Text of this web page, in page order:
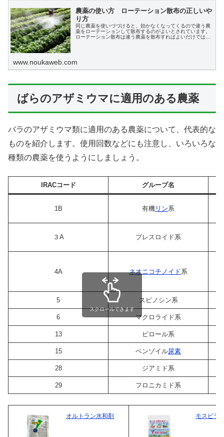
農薬の使い方 ローテーション散布の正しいや
り方
同じ農薬を使いづづけると、効かなくなってくるので違う農
薬をローテーションして散布するのがよいとされています。
ローテーション散布は違う農薬を散布すればよいだけではあ
www.noukaweb.com
ばらのアザミウマに適用のある農薬
バラのアザミウマ類に適用のある農薬について、代表的な
ものを紹介します。使用回数などにも注意し、いろいろな
種類の農薬を使うようにしましょう。
IRACコード グループ名
1B 有機 リン系
３A プレスロイド系
4A ネオニコチノイド系
5 スピノシン系
6 マクロライド系
13 ピロール系
15 ベンゾイル尿素
28 ジアミド系
29 フロニカミド系
スクロールできます
オルトラン水和剤 モスピラ